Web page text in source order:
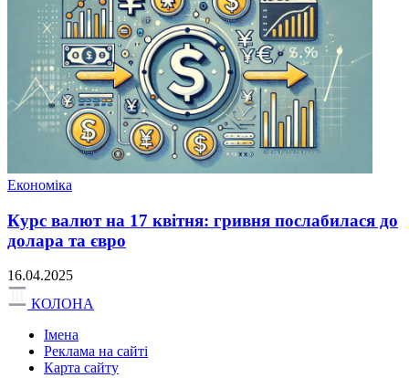
Економіка
Курс валют на 17 квітня: гривня послабилася до
долара та євро
16.04.2025
КОЛОНА
Імена
Реклама на сайті
Карта сайту